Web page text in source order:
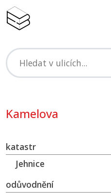
Kamelova
katastr
Jehnice
odůvodnění